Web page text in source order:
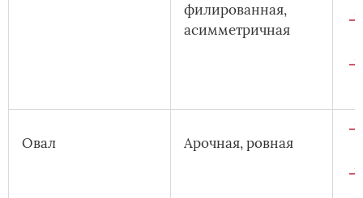
филированная,
асимметричная
Овал Арочная, ровная